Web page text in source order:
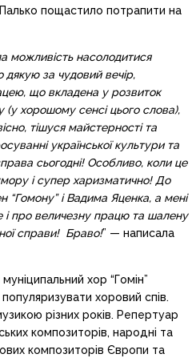
пощастило потрапити на
можливість насолодитися
за чудовий вечір,
що вкладена у розвиток
(у хорошому сенсі цього слова),
тішуся майстерності та
української культури та
сьогодні! Особливо, коли це
і супер харизматично! До
“Гомону” і Вадима Яценка, а мені
про величезну працю та шалену
справи! Браво!” — написала
хор “Гомін”
хоровий спів.
різних років. Репертуар
композиторів, народні та
композиторів Європи та